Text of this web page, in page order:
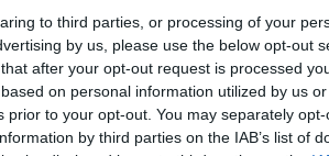
to third parties, or processing of your
by us, please use the below opt-out
after your opt-out request is processed
on personal information utilized by us
prior to your opt-out. You may separately
by third parties on the IAB’s list of